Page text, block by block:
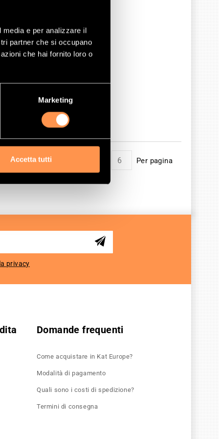
e per analizzare il
partner che si occupano
che hai fornito loro o
Marketing
Accetta tutti Per pagina
privacy
Domande frequenti
Come acquistare in Kat Europe?
Modalità di pagamento
Quali sono i costi di spedizione?
Termini di consegna